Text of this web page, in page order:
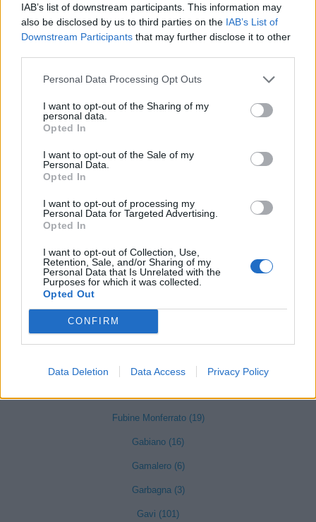
IAB’s list of downstream participants. This information may
also be disclosed by us to third parties on the IAB’s List of
Downstream Participants that may further disclose it to other
Personal Data Processing Opt Outs
I want to opt-out of the Sharing of my
personal data.
Opted In
I want to opt-out of the Sale of my
Personal Data.
Opted In
I want to opt-out of processing my
Personal Data for Targeted Advertising.
Opted In
I want to opt-out of Collection, Use,
Retention, Sale, and/or Sharing of my
Personal Data that Is Unrelated with the
Purposes for which it was collected.
Opted Out
CONFIRM
Data Deletion Data Access Privacy Policy
Cerreto Grue (1)
Cerrina Monferrato (15)
Coniolo (7)
Conzano (6)
Costa Vescovato (11)
Denice (2)
Fabbrica Curone (4)
Fraconalto (6)
Francavilla Bisio (5)
Frassinello Monferrato (7)
Frassineto Po (14)
Fresonara (3)
Fubine Monferrato (19)
Gabiano (16)
Gamalero (6)
Garbagna (3)
Gavi (101)